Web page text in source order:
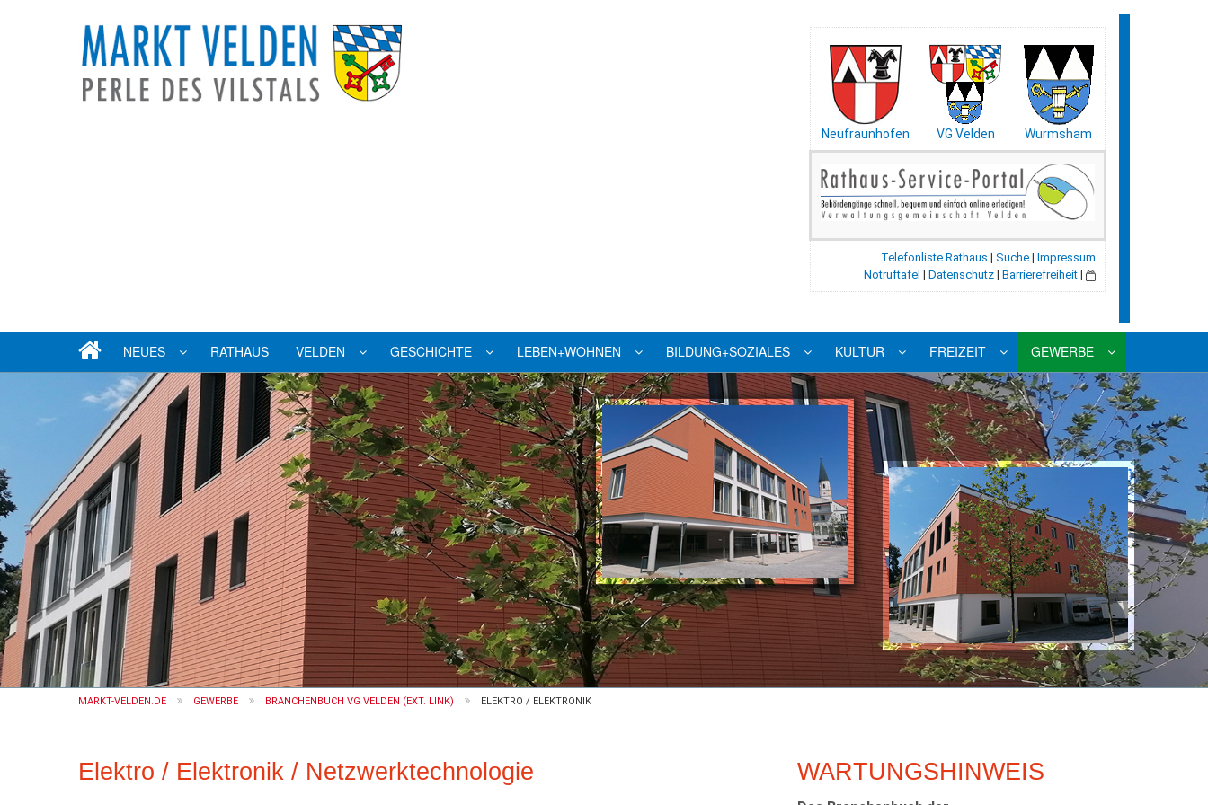
Neufraunhofen VG Velden Wurmsham
Telefonliste Rathaus |Suche |Impressum
Notruftafel |Datenschutz |Barrierefreiheit |
NEUES RATHAUS VELDEN GESCHICHTE LEBEN+WOHNEN BILDUNG+SOZIALES KULTUR FREIZEIT GEWERBE
MARKT-VELDEN.DE GEWERBE BRANCHENBUCH VG VELDEN (EXT. LINK) ELEKTRO / ELEKTRONIK
Elektro / Elektronik / Netzwerktechnologie WARTUNGSHINWEIS